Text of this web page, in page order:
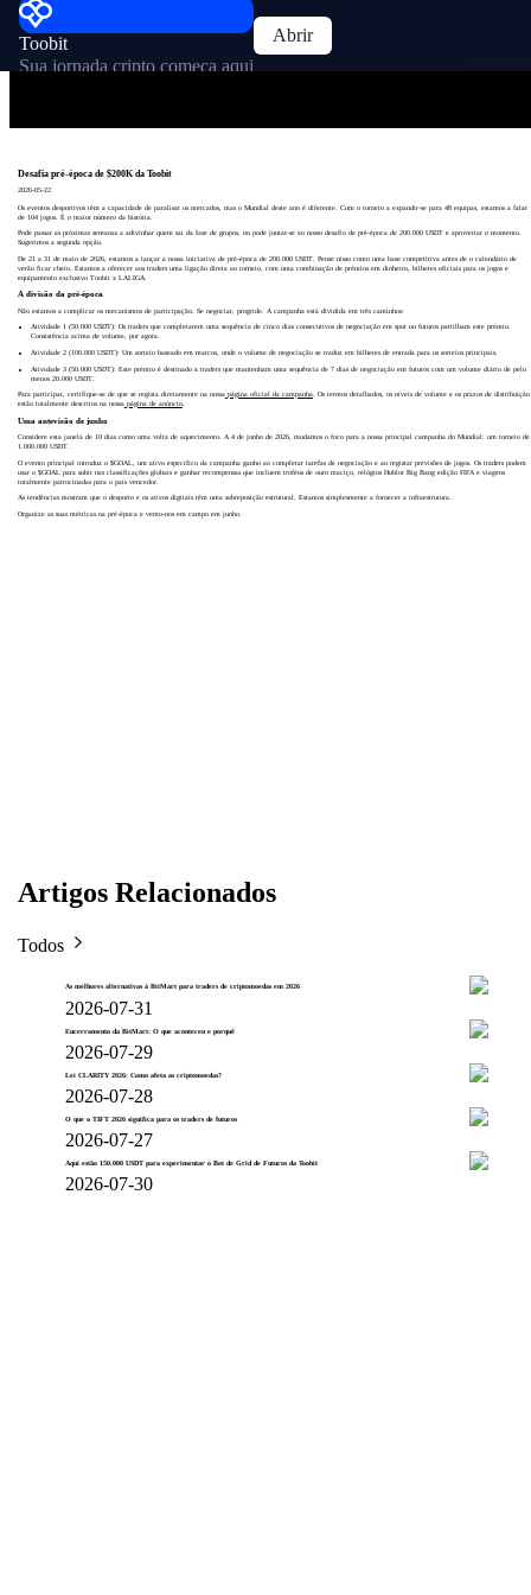
Toobit
Sua jornada cripto começa aqui
Abrir
Desafia pré-época de $200K da Toobit
2026-05-22
Os eventos desportivos têm a capacidade de paralisar os mercados, mas o Mundial deste ano é diferente. Com o torneio a expandir-se para 48 equipas, estamos a falar
de 104 jogos. É o maior número da história.
Pode passar as próximas semanas a adivinhar quem sai da fase de grupos, ou pode juntar-se ao nosso desafio de pré-época de 200.000 USDT e aproveitar o momento.
Sugerimos a segunda opção.
De 21 a 31 de maio de 2026, estamos a lançar a nossa iniciativa de pré-época de 200.000 USDT. Pense nisso como uma base competitiva antes de o calendário de
verão ficar cheio. Estamos a oferecer aos traders uma ligação direta ao torneio, com uma combinação de prémios em dinheiro, bilhetes oficiais para os jogos e
equipamento exclusivo Toobit x LALIGA.
A divisão da pré-época
Não estamos a complicar os mecanismos de participação. Se negociar, progride. A campanha está dividida em três caminhos:
Atividade 1 (50.000 USDT): Os traders que completarem uma sequência de cinco dias consecutivos de negociação em spot ou futuros partilham este prémio.
Consistência acima de volume, por agora.
Atividade 2 (100.000 USDT): Um sorteio baseado em marcos, onde o volume de negociação se traduz em bilhetes de entrada para os sorteios principais.
Atividade 3 (50.000 USDT): Este prémio é destinado a traders que mantenham uma sequência de 7 dias de negociação em futuros com um volume diário de pelo
menos 20.000 USDT.
Para participar, certifique-se de que se regista diretamente na nossa página oficial da campanha. Os termos detalhados, os níveis de volume e os prazos de distribuição
estão totalmente descritos na nossa página de anúncio.
Uma antevisão de junho
Considere esta janela de 10 dias como uma volta de aquecimento. A 4 de junho de 2026, mudamos o foco para a nossa principal campanha do Mundial: um torneio de
1.000.000 USDT.
O evento principal introduz o $GOAL, um ativo específico da campanha ganho ao completar tarefas de negociação e ao registar previsões de jogos. Os traders podem
usar o $GOAL para subir nas classificações globais e ganhar recompensas que incluem troféus de ouro maciço, relógios Hublot Big Bang edição FIFA e viagens
totalmente patrocinadas para o país vencedor.
As tendências mostram que o desporto e os ativos digitais têm uma sobreposição estrutural. Estamos simplesmente a fornecer a infraestrutura.
Organize as suas métricas na pré-época e vemo-nos em campo em junho.
Artigos Relacionados
Todos
As melhores alternativas à BitMart para traders de criptomoedas em 2026
2026-07-31
Encerramento da BitMart: O que aconteceu e porquê
2026-07-29
Lei CLARITY 2026: Como afeta as criptomoedas?
2026-07-28
O que o TIFT 2026 significa para os traders de futuros
2026-07-27
Aqui estão 150.000 USDT para experimentar o Bot de Grid de Futuros da Toobit
2026-07-30